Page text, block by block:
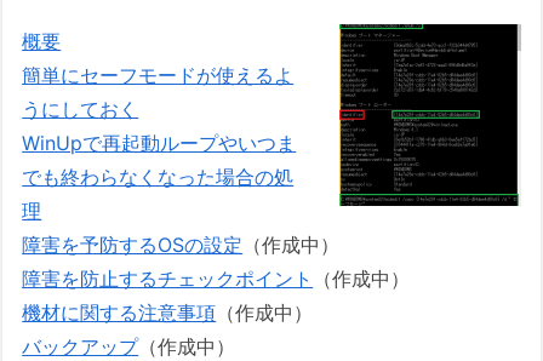
概要
簡単にセーフモードが使えるよ
うにしておく
WinUpで再起動ループやいつま
でも終わらなくなった場合の処
理
障害を予防するOSの設定 （作成中）
障害を防止するチェックポイント
（作成中）
機材に関する注意事項 （作成中）
バックアップ（作成中）